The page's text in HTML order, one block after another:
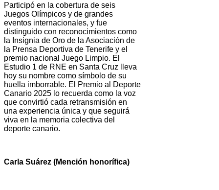
Participó en la cobertura de seis
Juegos Olímpicos y de grandes
eventos internacionales, y fue
distinguido con reconocimientos como
la Insignia de Oro de la Asociación de
la Prensa Deportiva de Tenerife y el
premio nacional Juego Limpio. El
Estudio 1 de RNE en Santa Cruz lleva
hoy su nombre como símbolo de su
huella imborrable. El Premio al Deporte
Canario 2025 lo recuerda como la voz
que convirtió cada retransmisión en
una experiencia única y que seguirá
viva en la memoria colectiva del
deporte canario.
Carla Suárez (Mención honorífica)